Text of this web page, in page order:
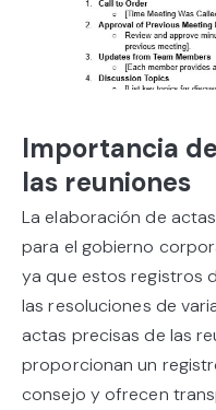
Importancia
las reuniones
La elaboración de
para el gobierno
ya que estos registros
las resoluciones de
actas precisas de las
proporcionan un
consejo y ofrecen